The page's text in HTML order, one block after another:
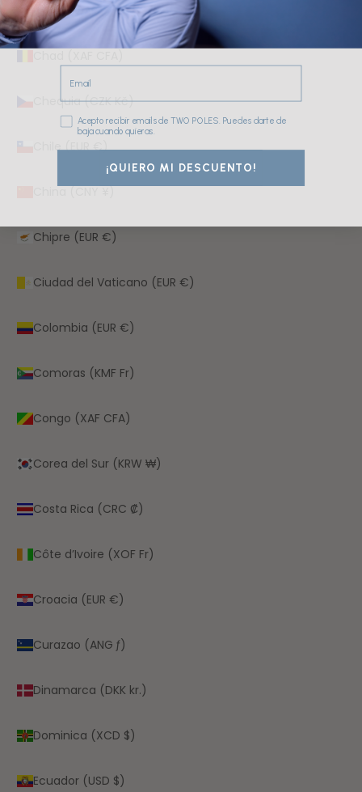
Catar (QAR ر.ق)
Chequia (CZK Kč)
Chile (EUR €)
China (CNY ¥)
Chipre (EUR €)
Ciudad del Vaticano (EUR €)
Colombia (EUR €)
Comoras (KMF Fr)
Congo (XAF CFA)
Corea del Sur (KRW ₩)
Costa Rica (CRC ₡)
Côte d’Ivoire (XOF Fr)
Croacia (EUR €)
Curazao (ANG ƒ)
Dinamarca (DKK kr.)
Dominica (XCD $)
Ecuador (USD $)
Email
Consentimiento
Acepto recibir emails de TWO POLES. Puedes darte de
baja cuando quieras.
¡QUIERO MI DESCUENTO!